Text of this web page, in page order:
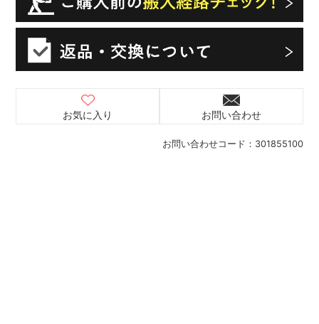
お問い合わせコード： 301855100
お気に入り お問い合わせ